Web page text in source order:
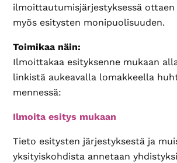
ilmoittautumisjärjestyksessä
myös esitysten monipuolisuuden.
Toimikaa näin:
Ilmoittakaa esityksenne mukaan
linkistä aukeavalla lomakkeella
mennessä:
Ilmoita esitys mukaan
Tieto esitysten järjestyksestä ja
yksityiskohdista annetaan